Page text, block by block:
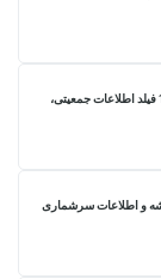
دانلود شیپ فایل بلوک‌های آماری شهر رامجرد | 113 فیلد اطلاعات جمعیتی،
و اطلاعات سرشماری